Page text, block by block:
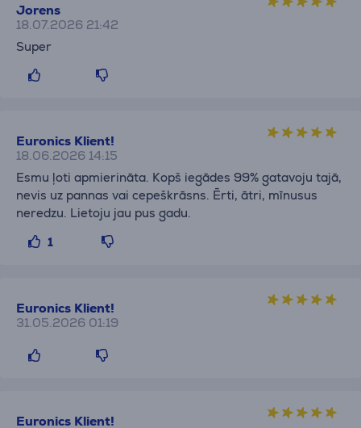
Jorens
18.07.2026 21:42
Super
Euronics Klient!
18.06.2026 14:15
Esmu ļoti apmierināta. Kopš iegādes 99% gatavoju tajā,
nevis uz pannas vai cepeškrāsns. Ērti, ātri, mīnusus
neredzu. Lietoju jau pus gadu.
1
Euronics Klient!
31.05.2026 01:19
Euronics Klient!